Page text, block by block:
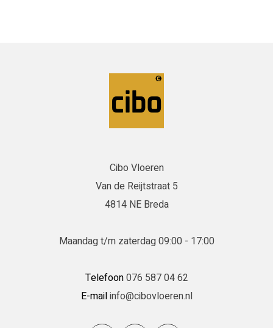
Cibo Vloeren
Van de Reijtstraat 5
4814 NE Breda
Maandag t/m zaterdag 09:00 - 17:00
Telefoon076 587 04 62
E-mailinfo@cibovloeren.nl